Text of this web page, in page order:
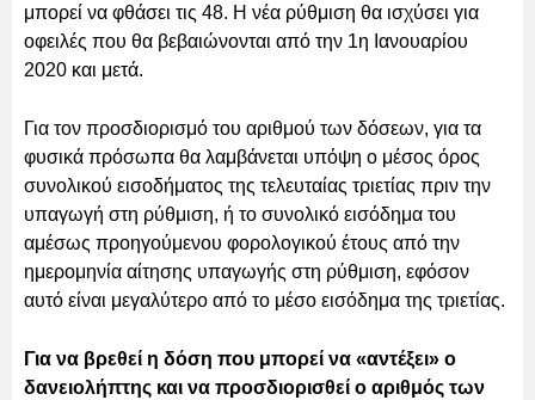
μπορεί να φθάσει τις 48. Η νέα ρύθμιση θα ισχύσει για
οφειλές που θα βεβαιώνονται από την 1η Ιανουαρίου
2020 και μετά.
Για τον προσδιορισμό του αριθμού των δόσεων, για τα
φυσικά πρόσωπα θα λαμβάνεται υπόψη ο μέσος όρος
συνολικού εισοδήματος της τελευταίας τριετίας πριν την
υπαγωγή στη ρύθμιση, ή το συνολικό εισόδημα του
αμέσως προηγούμενου φορολογικού έτους από την
ημερομηνία αίτησης υπαγωγής στη ρύθμιση, εφόσον
αυτό είναι μεγαλύτερο από το μέσο εισόδημα της τριετίας.
Για να βρεθεί η δόση που μπορεί να «αντέξει» ο
δανειολήπτης και να προσδιορισθεί ο αριθμός των